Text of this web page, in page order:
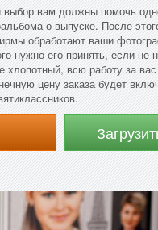
выбор вам должны помочь
о выпуске. После
обработают ваши
нужно его принять, если не
хлопотный, всю работу за
цену заказа будет